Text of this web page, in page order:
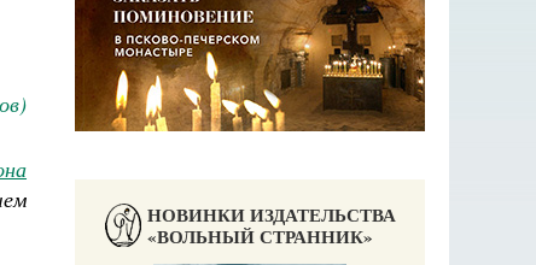
НОВИНКИ ИЗДАТЕЛЬСТВА
«ВОЛЬНЫЙ СТРАННИК»